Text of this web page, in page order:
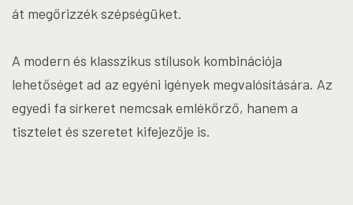
át megőrizzék szépségüket.
A modern és klasszikus stílusok kombinációja
lehetőséget ad az egyéni igények megvalósítására. Az
egyedi fa sírkeret nemcsak emlékőrző, hanem a
tisztelet és szeretet kifejezője is.